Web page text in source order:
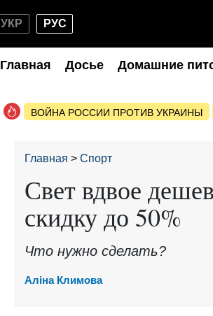
УКР РУС
Главная Досье Домашние
ВОЙНА РОССИИ ПРОТИВ УКРАИНЫ
Главная Спорт
Свет вдвое
скидку до 50%
Что нужно сделать?
Аліна Климова